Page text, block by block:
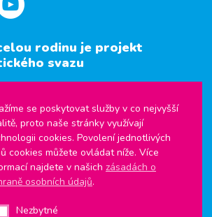
rodinu je projekt
svazu
se poskytovat služby v co nejvyšší
proto naše stránky využívají
cookies. Povolení jednotlivých
cookies můžete ovládat níže. Více
najdete v našich zásadách o
osobních údajů.
Nezbytné